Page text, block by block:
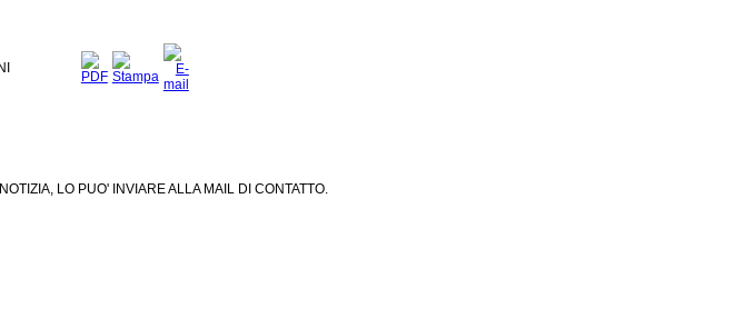
LO PUO' INVIARE ALLA MAIL DI CONTATTO.